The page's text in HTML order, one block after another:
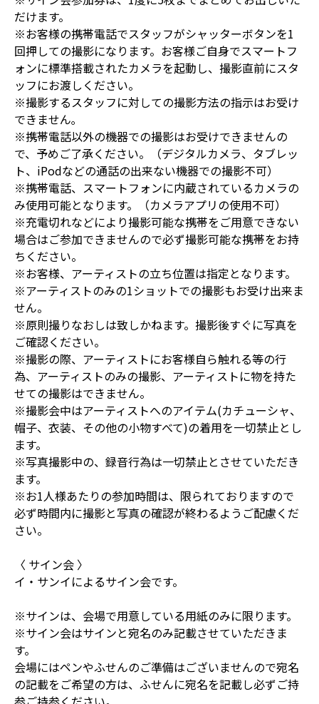
だけます。
※お客様の携帯電話でスタッフがシャッターボタンを1
回押しての撮影になります。お客様ご自身でスマートフ
ォンに標準搭載されたカメラを起動し、撮影直前にスタ
ッフにお渡しください。
※撮影するスタッフに対しての撮影方法の指示はお受け
できません｡
※携帯電話以外の機器での撮影はお受けできませんの
で、予めご了承ください。（デジタルカメラ、タブレッ
ト、iPodなどの通話の出来ない機器での撮影不可）
※携帯電話、スマートフォンに内蔵されているカメラの
み使用可能となります。（カメラアプリの使用不可）
※充電切れなどにより撮影可能な携帯をご用意できない
場合はご参加できませんので必ず撮影可能な携帯をお持
ちください。
※お客様、アーティストの立ち位置は指定となります。
※アーティストのみの1ショットでの撮影もお受け出来ま
せん。
※原則撮りなおしは致しかねます。撮影後すぐに写真を
ご確認ください。
※撮影の際、アーティストにお客様自ら触れる等の行
為、アーティストのみの撮影、アーティストに物を持た
せての撮影はできません。
※撮影会中はアーティストへのアイテム(カチューシャ、
帽子、衣装、その他の小物すべて)の着用を一切禁止とし
ます。
※写真撮影中の、録音行為は一切禁止とさせていただき
ます。
※お1人様あたりの参加時間は、限られておりますので
必ず時間内に撮影と写真の確認が終わるようご配慮くだ
さい。
〈 サイン会 〉
イ・サンイによるサイン会です。
※サインは、会場で用意している用紙のみに限ります。
※サイン会はサインと宛名のみ記載させていただきま
す。
会場にはペンやふせんのご準備はございませんので宛名
の記載をご希望の方は、ふせんに宛名を記載し必ずご持